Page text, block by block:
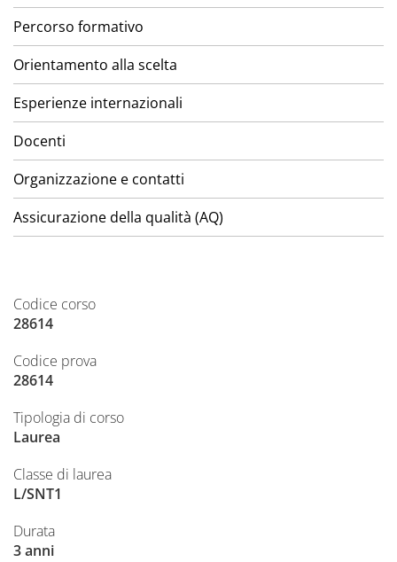
Percorso formativo
Orientamento alla scelta
Esperienze internazionali
Docenti
Organizzazione e contatti
Assicurazione della qualità (AQ)
Codice corso
28614
Codice prova
28614
Tipologia di corso
Laurea
Classe di laurea
L/SNT1
Durata
3 anni